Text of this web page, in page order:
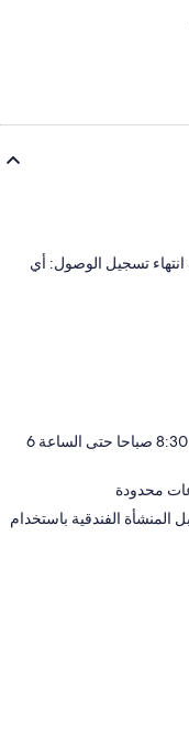
2 ظهرا؛ وقت انتهاء تسجيل الوصول: أي
يعمل مكتب الاستقبال يوميًا من الساعة 8:30 صباحا حتى الساعة 6
محدودة
الفندقية باستخدام